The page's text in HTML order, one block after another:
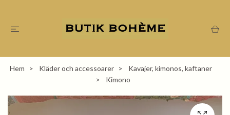
Hem Kläder och accessoarer
Kavajer, kimonos, kaftaner
Kimono